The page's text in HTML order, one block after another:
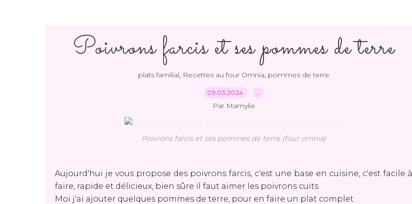
Poivrons farcis et ses pommes de terre
plats familial, Recettes au four Omnia, pommes de terre
09.03.2024 …
Par Mamylie
Poivrons farcis et ses pommes de terre (four omnia)
Aujourd'hui je vous propose des poivrons farcis, c'est une base en cuisine, c'est facile à
faire, rapide et délicieux, bien sûre il faut aimer les poivrons cuits
Moi j'ai ajouter quelques pommes de terre, pour en faire un plat complet